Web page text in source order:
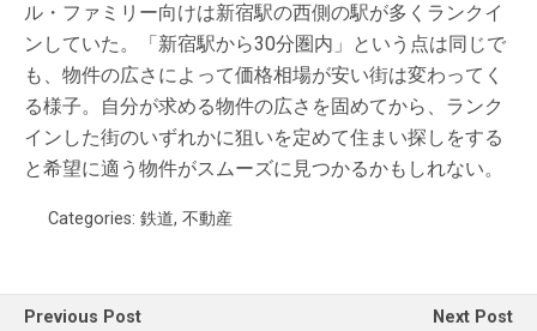
ル・ファミリー向けは新宿駅の西側の駅が多くランクイ
ンしていた。「新宿駅から30分圏内」という点は同じで
も、物件の広さによって価格相場が安い街は変わってく
る様子。自分が求める物件の広さを固めてから、ランク
インした街のいずれかに狙いを定めて住まい探しをする
と希望に適う物件がスムーズに見つかるかもしれない。
Categories: 鉄道, 不動産
Previous Post Next Post